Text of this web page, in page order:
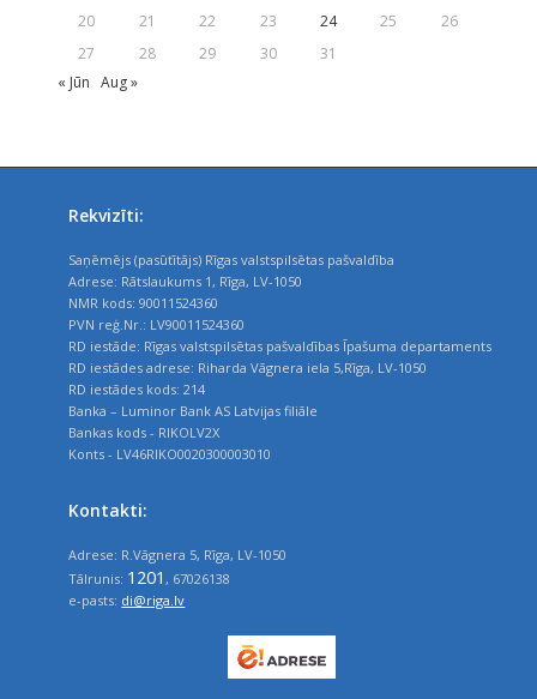
20
21 22 23 24 25
26
27
28 29 30
31
« Jūn Aug »
Rekvizīti:
Saņēmējs (pasūtītājs) Rīgas valstspilsētas pašvaldība
Adrese: Rātslaukums 1, Rīga, LV-1050
NMR kods: 90011524360
PVN reģ.Nr.: LV90011524360
RD iestāde: Rīgas valstspilsētas pašvaldības Īpašuma departaments
RD iestādes adrese: Riharda Vāgnera iela 5,Rīga, LV-1050
RD iestādes kods: 214
Banka – Luminor Bank AS Latvijas filiāle
Bankas kods - RIKOLV2X
Konts - LV46RIKO0020300003010
Kontakti:
Adrese: R.Vāgnera 5, Rīga, LV-1050
Tālrunis: 1201 , 67026138
e-pasts: di@riga.lv